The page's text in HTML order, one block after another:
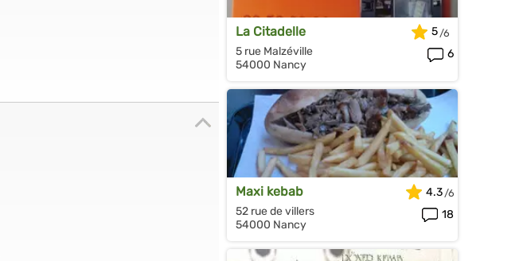
La Citadelle
5 rue Malzéville
54000 Nancy
5
6
Maxi kebab
52 rue de villers
54000 Nancy
4.3
18